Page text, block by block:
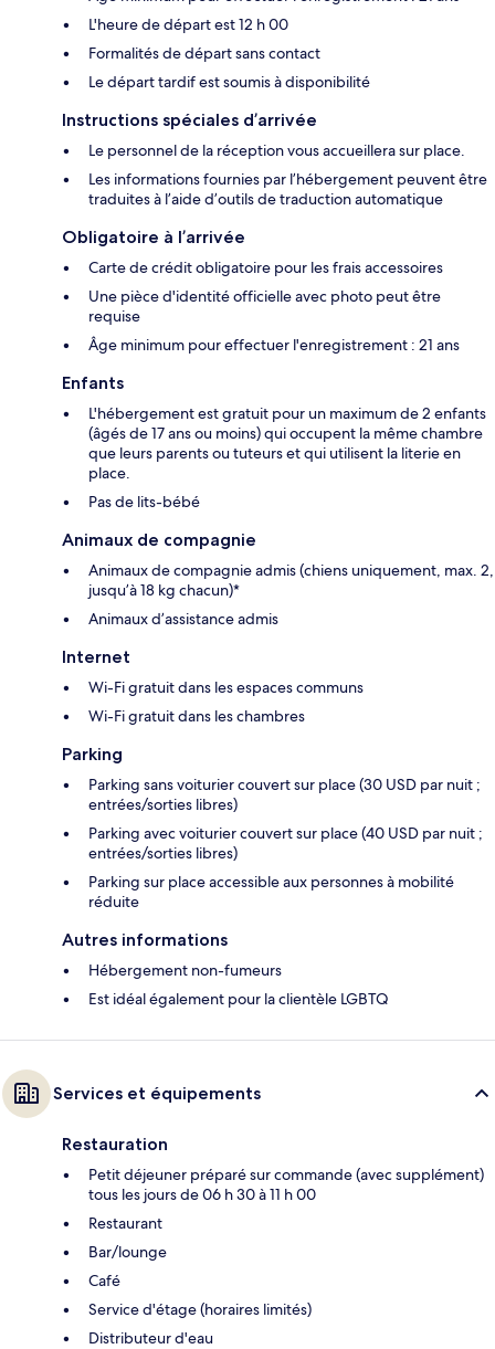
L'heure de départ est 12 h 00
Formalités de départ sans contact
Le départ tardif est soumis à disponibilité
Instructions spéciales d’arrivée
Le personnel de la réception vous accueillera sur place.
Les informations fournies par l’hébergement peuvent être
traduites à l’aide d’outils de traduction automatique
Obligatoire à l’arrivée
Carte de crédit obligatoire pour les frais accessoires
Une pièce d'identité officielle avec photo peut être
requise
Âge minimum pour effectuer l'enregistrement : 21 ans
Enfants
L'hébergement est gratuit pour un maximum de 2 enfants
(âgés de 17 ans ou moins) qui occupent la même chambre
que leurs parents ou tuteurs et qui utilisent la literie en
place.
Pas de lits-bébé
Animaux de compagnie
Animaux de compagnie admis (chiens uniquement, max. 2,
jusqu’à 18 kg chacun)*
Animaux d’assistance admis
Internet
Wi-Fi gratuit dans les espaces communs
Wi-Fi gratuit dans les chambres
Parking
Parking sans voiturier couvert sur place (30 USD par nuit ;
entrées/sorties libres)
Parking avec voiturier couvert sur place (40 USD par nuit ;
entrées/sorties libres)
Parking sur place accessible aux personnes à mobilité
réduite
Autres informations
Hébergement non-fumeurs
Est idéal également pour la clientèle LGBTQ
Services et équipements
Restauration
Petit déjeuner préparé sur commande (avec supplément)
tous les jours de 06 h 30 à 11 h 00
Restaurant
Bar/lounge
Café
Service d'étage (horaires limités)
Distributeur d'eau